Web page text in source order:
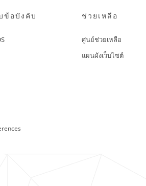
ข้อบังคับ ช่วยเหลือ
ศูนย์ช่วยเหลือ
แผนผังเว็บไซต์